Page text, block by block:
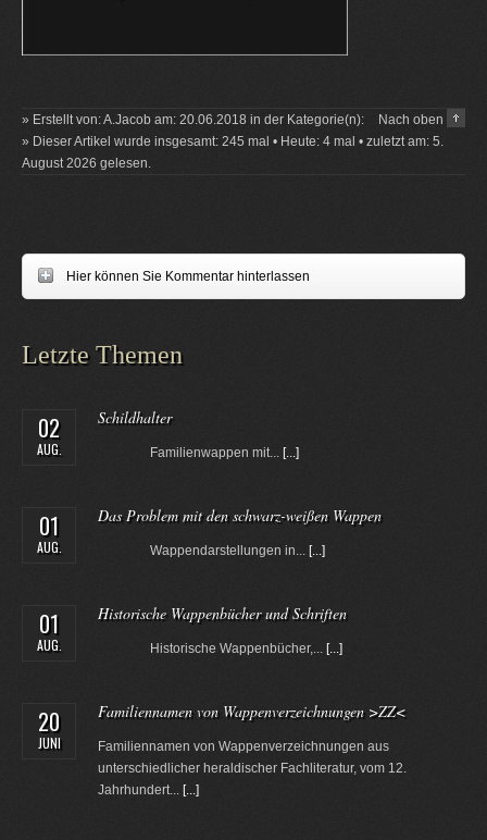
Nach oben
» Erstellt von: A.Jacob am: 20.06.2018 in der Kategorie(n):
» Dieser Artikel wurde insgesamt: 245 mal • Heute: 4 mal • zuletzt am: 5.
August 2026 gelesen.
Hier können Sie Kommentar hinterlassen
Letzte Themen
02
AUG.
Schildhalter
Familienwappen mit... [...]
01
AUG.
Das Problem mit den schwarz-weißen Wappen
Wappendarstellungen in... [...]
01
AUG.
Historische Wappenbücher und Schriften
Historische Wappenbücher,... [...]
20
JUNI
Familiennamen von Wappenverzeichnungen >ZZ<
Familiennamen von Wappenverzeichnungen aus
unterschiedlicher heraldischer Fachliteratur, vom 12.
Jahrhundert... [...]